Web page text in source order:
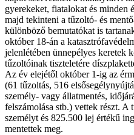
gyerekeket, fiatalokat és minden
majd tekinteni a tűzoltó- és
különböző bemutatókat is
október 18-án a
jelenlétében ünnepélyes keretek
tűzoltóinak tiszteletére
Az év elejétől október 1-ig az
(61 tűzoltás, 516
személy- vagy állatmentés,
felszámolása stb.) vettek részt.
személyt és 825.500 lej értékű
mentettek meg.